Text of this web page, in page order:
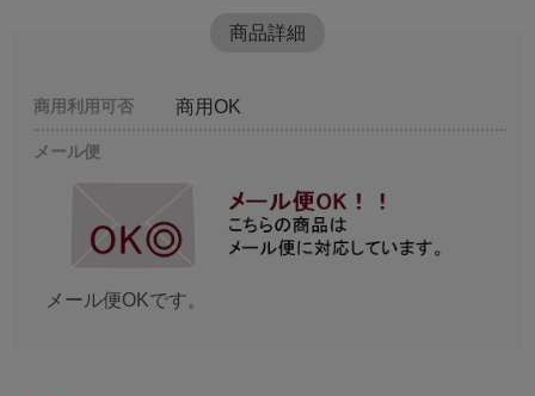
商品詳細
商用利用可否 商用OK
メール便
メール便OKです。